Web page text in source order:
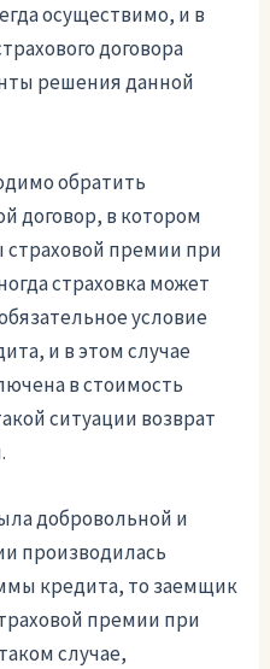
осуществимо, и в
договора
решения данной
обратить
договор, в котором
страховой премии при
страховка может
условие
и в этом случае
в стоимость
ситуации возврат
добровольной и
производилась
кредита, то заемщик
премии при
случае,